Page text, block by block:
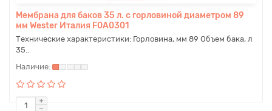
Мембрана для баков 35 л. с горловиной диаметром 89
мм Wester Италия F0A0301
Технические характеристики: Горловина, мм 89 Объем бака, л
35..